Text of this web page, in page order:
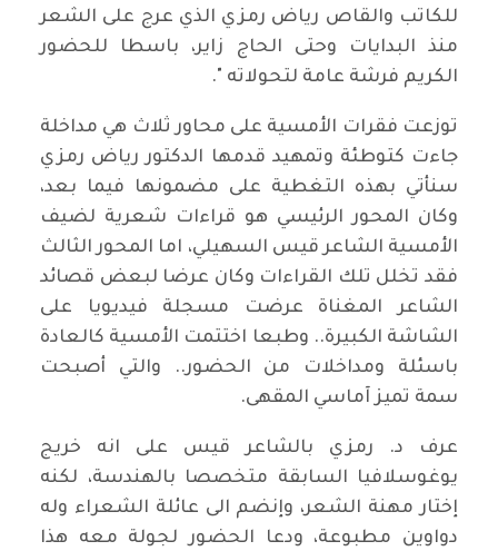
للكاتب والقاص رياض رمزي الذي عرج على الشعر
منذ البدايات وحتى الحاج زاير، باسطا للحضور
الكريم فرشة عامة لتحولاته ".
توزعت فقرات الأمسية على محاور ثلاث هي مداخلة
جاءت كتوطئة وتمهيد قدمها الدكتور رياض رمزي
سنأتي بهذه التغطية على مضمونها فيما بعد،
وكان المحور الرئيسي هو قراءات شعرية لضيف
الأمسية الشاعر قيس السهيلي، اما المحور الثالث
فقد تخلل تلك القراءات وكان عرضا لبعض قصائد
الشاعر المغناة عرضت مسجلة فيديويا على
الشاشة الكبيرة.. وطبعا اختتمت الأمسية كالعادة
باسئلة ومداخلات من الحضور.. والتي أصبحت
سمة تميز آماسي المقهى.
عرف د. رمزي بالشاعر قيس على انه خريج
يوغوسلافيا السابقة متخصصا بالهندسة، لكنه
إختار مهنة الشعر، وإنضم الى عائلة الشعراء وله
دواوين مطبوعة، ودعا الحضور لجولة معه هذا